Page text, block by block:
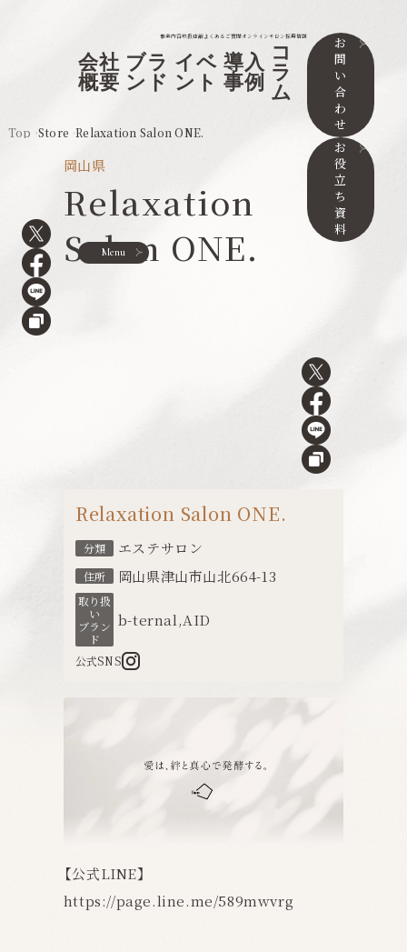
事業内容取扱店舗よくあるご質問オンラインサロン採用情報
会社
概要
ブラ
ンド
イベ
ント
導入
事例
コ
ラ
ム
お
問
い
合
わ
せ
お
役
立
ち
資
料
Menu
Top Store Relaxation Salon ONE.
岡山県
Relaxation
Salon ONE.
Relaxation Salon ONE.
分類 エステサロン
住所 岡山県津山市山北664-13
取り扱
い
ブラン
ド
b-ternal,AID
公式SNS
【公式LINE】
https://page.line.me/589mwvrg